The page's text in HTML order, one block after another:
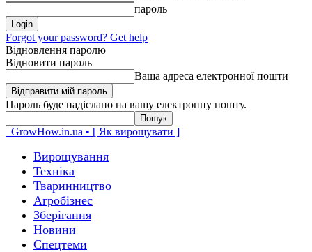
пароль
Forgot your password? Get help
Відновлення паролю
Відновити пароль
Ваша адреса електронної пошти
Пароль буде надіслано на вашу електронну пошту.
GrowHow.in.ua • [ Як вирощувати ]
Вирощування
Техніка
Тваринництво
Агробізнес
Зберігання
Новини
Спецтеми